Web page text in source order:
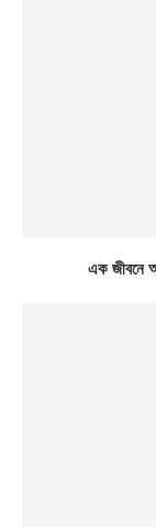
এক জীবনে